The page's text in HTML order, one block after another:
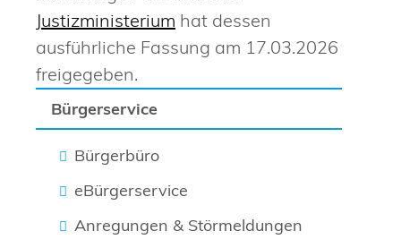
Bürgerservice
Bürgerbüro
eBürgerservice
Anregungen & Störmeldungen
Justizministerium hat dessen
ausführliche Fassung am 17.03.2026
freigegeben.